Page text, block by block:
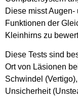
Diese misst
Funktionen der
Kleinhirns zu
Diese Tests sind
Ort von Läsionen
Schwindel
Unsicherheit